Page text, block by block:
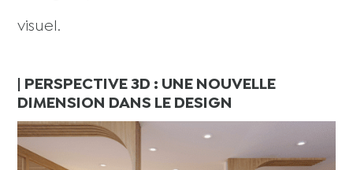
visuel.
| PERSPECTIVE 3D : UNE NOUVELLE
DIMENSION DANS LE DESIGN